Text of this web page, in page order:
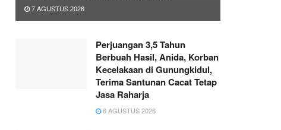
7 AGUSTUS 2026
Perjuangan 3,5 Tahun
Berbuah Hasil, Anida, Korban
Kecelakaan di Gunungkidul,
Terima Santunan Cacat Tetap
Jasa Raharja
6 AGUSTUS 2026